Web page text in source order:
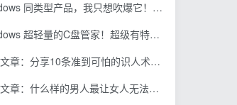
型产品，我只想吹爆它！把听歌变成了一场沉浸式视听现场，支持多平台歌单播放 Mineradio
量的C盘管家！超级有特点，支持磁盘分析及清理提醒，2M大小体积，完全免费 C盘管家
：分享10条准到可怕的识人术术，希望能帮到大家。
章：什么样的男人最让女人无法抵抗？